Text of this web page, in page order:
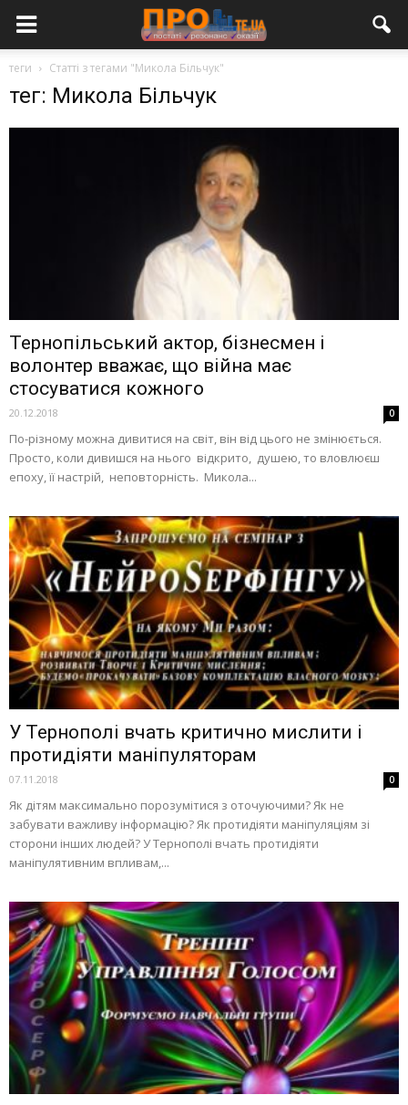
теги Статті з тегами "Микола Більчук"
тег: Микола Більчук
Тернопільський актор, бізнесмен і
волонтер вважає, що війна має
стосуватися кожного
20.12.2018 0
По-різному можна дивитися на світ, він від цього не змінюється.
Просто, коли дивишся на нього відкрито, душею, то вловлюєш
епоху, її настрій, неповторність. Микола...
У Тернополі вчать критично мислити і
протидіяти маніпуляторам
07.11.2018 0
Як дітям максимально порозумітися з оточуючими? Як не
забувати важливу інформацію? Як протидіяти маніпуляціям зі
сторони інших людей? У Тернополі вчать протидіяти
маніпулятивним впливам,...